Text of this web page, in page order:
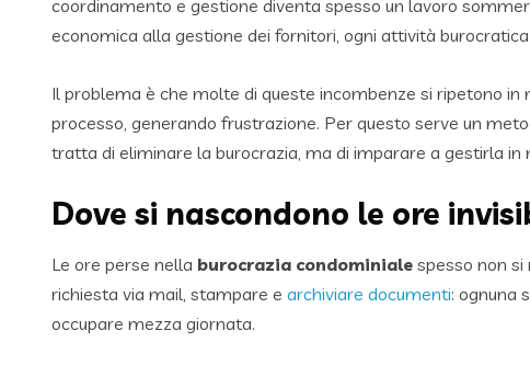
coordinamento e gestione diventa spesso un lavoro
economica alla gestione dei fornitori, ogni attività
Il problema è che molte di queste incombenze si ripetono in
processo, generando frustrazione. Per questo serve un
tratta di eliminare la burocrazia, ma di imparare a gestirla in
Dove si nascondono le ore
Le ore perse nella burocrazia condominiale spesso non si
richiesta via mail, stampare e archiviare documenti: ognuna
occupare mezza giornata.